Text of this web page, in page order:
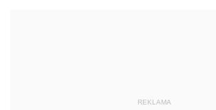
REKLAMA